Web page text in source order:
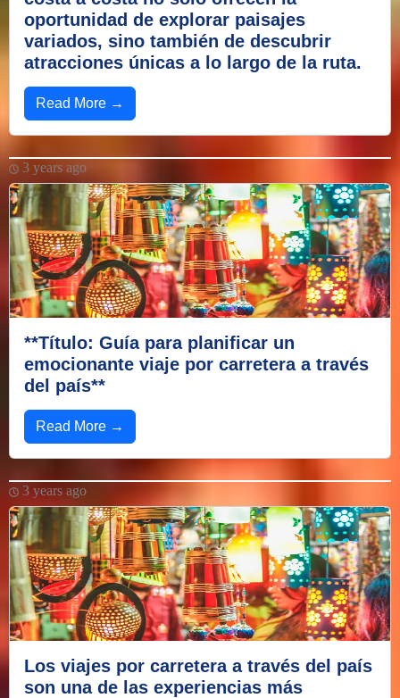
oportunidad de explorar paisajes
variados, sino también de descubrir
atracciones únicas a lo largo de la ruta.
Read More →
3 years ago
**Título: Guía para planificar un
emocionante viaje por carretera a través
del país**
Read More →
3 years ago
Los viajes por carretera a través del país
son una de las experiencias más